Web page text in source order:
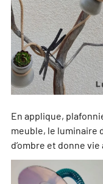
En applique,
meuble, le luminaire
d’ombre et donne vie